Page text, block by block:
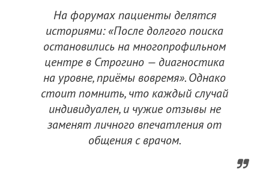
На форумах пациенты делятся
историями: «После долгого поиска
остановились на многопрофильном
центре в Строгино — диагностика
на уровне, приёмы вовремя». Однако
стоит помнить, что каждый случай
индивидуален, и чужие отзывы не
заменят личного впечатления от
общения с врачом.